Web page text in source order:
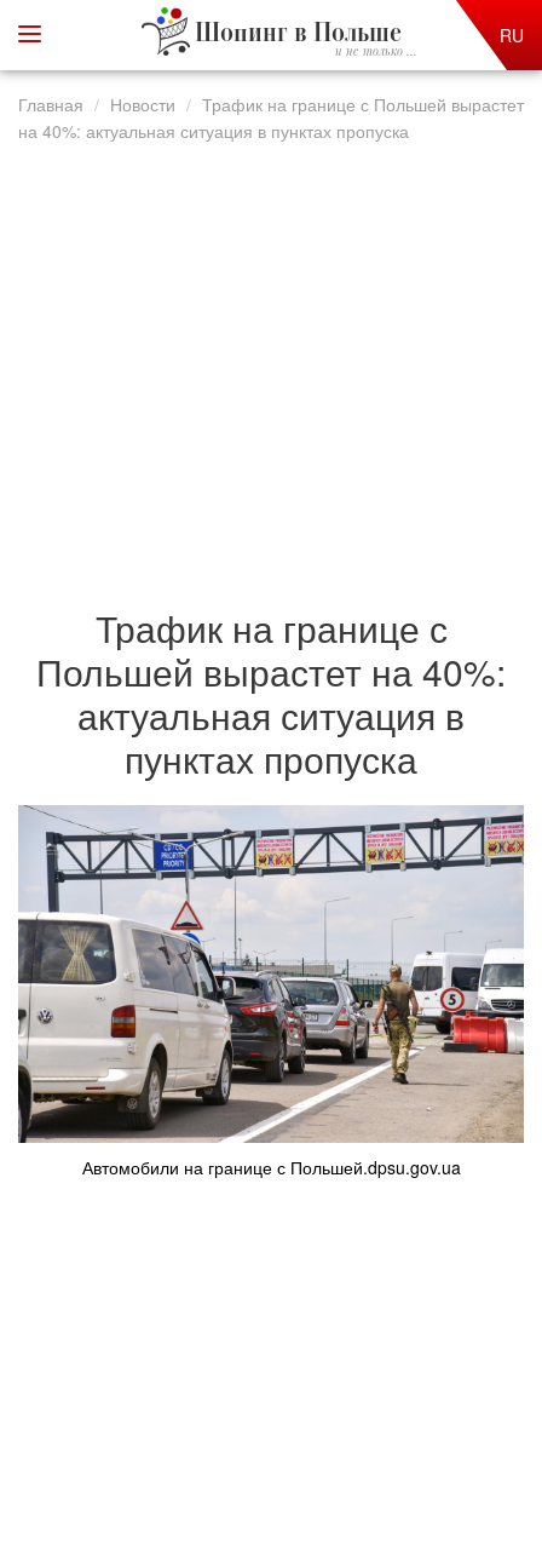
Шопинг в Польше
и не только ...
RU
Главная Новости
Трафик на границе с Польшей вырастет
на 40%: актуальная ситуация в пунктах пропуска
Трафик на границе с
Польшей вырастет на 40%:
актуальная ситуация в
пунктах пропуска
Автомобили на границе с Польшей.dpsu.gov.ua